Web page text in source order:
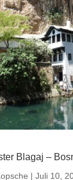
Blagaj –
| Juli 10,